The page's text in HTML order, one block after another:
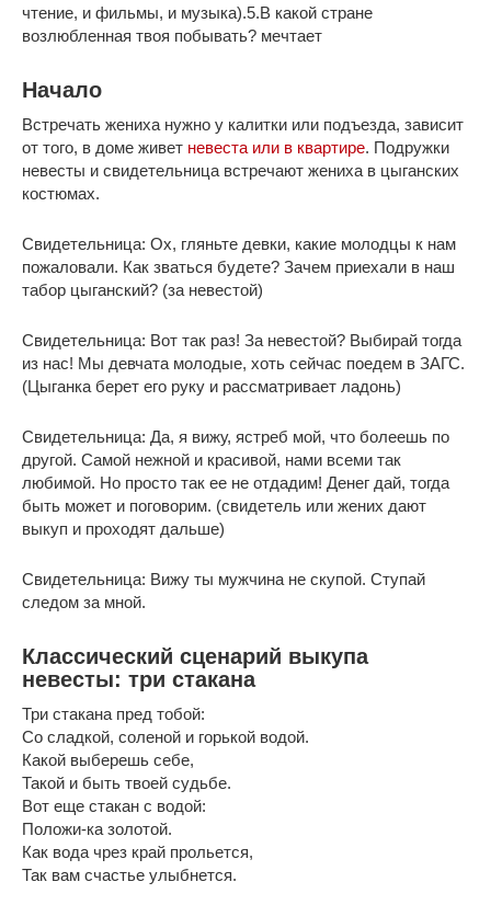
чтение, и фильмы, и музыка).5.В какой стране
возлюбленная твоя побывать? мечтает
Начало
Встречать жениха нужно у калитки или подъезда, зависит
от того, в доме живет невеста или в квартире. Подружки
невесты и свидетельница встречают жениха в цыганских
костюмах.
Свидетельница: Ох, гляньте девки, какие молодцы к нам
пожаловали. Как зваться будете? Зачем приехали в наш
табор цыганский? (за невестой)
Свидетельница: Вот так раз! За невестой? Выбирай тогда
из нас! Мы девчата молодые, хоть сейчас поедем в ЗАГС.
(Цыганка берет его руку и рассматривает ладонь)
Свидетельница: Да, я вижу, ястреб мой, что болеешь по
другой. Самой нежной и красивой, нами всеми так
любимой. Но просто так ее не отдадим! Денег дай, тогда
быть может и поговорим. (свидетель или жених дают
выкуп и проходят дальше)
Свидетельница: Вижу ты мужчина не скупой. Ступай
следом за мной.
Классический сценарий выкупа
невесты: три стакана
Три стакана пред тобой:
Со сладкой, соленой и горькой водой.
Какой выберешь себе,
Такой и быть твоей судьбе.
Вот еще стакан с водой:
Положи-ка золотой.
Как вода чрез край прольется,
Так вам счастье улыбнется.